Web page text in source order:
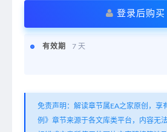
登录后购买
有效期 7 天
免责声明：解读章节属EA之家原创，享
例》章节来源于各文库类平台，内容无